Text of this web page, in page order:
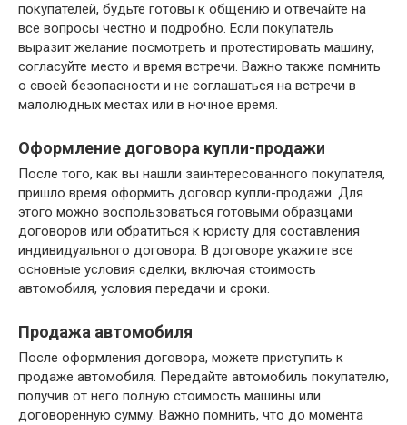
покупателей, будьте готовы к общению и отвечайте на
все вопросы честно и подробно. Если покупатель
выразит желание посмотреть и протестировать машину,
согласуйте место и время встречи. Важно также помнить
о своей безопасности и не соглашаться на встречи в
малолюдных местах или в ночное время.
Оформление договора купли-продажи
После того, как вы нашли заинтересованного покупателя,
пришло время оформить договор купли-продажи. Для
этого можно воспользоваться готовыми образцами
договоров или обратиться к юристу для составления
индивидуального договора. В договоре укажите все
основные условия сделки, включая стоимость
автомобиля, условия передачи и сроки.
Продажа автомобиля
После оформления договора, можете приступить к
продаже автомобиля. Передайте автомобиль покупателю,
получив от него полную стоимость машины или
договоренную сумму. Важно помнить, что до момента